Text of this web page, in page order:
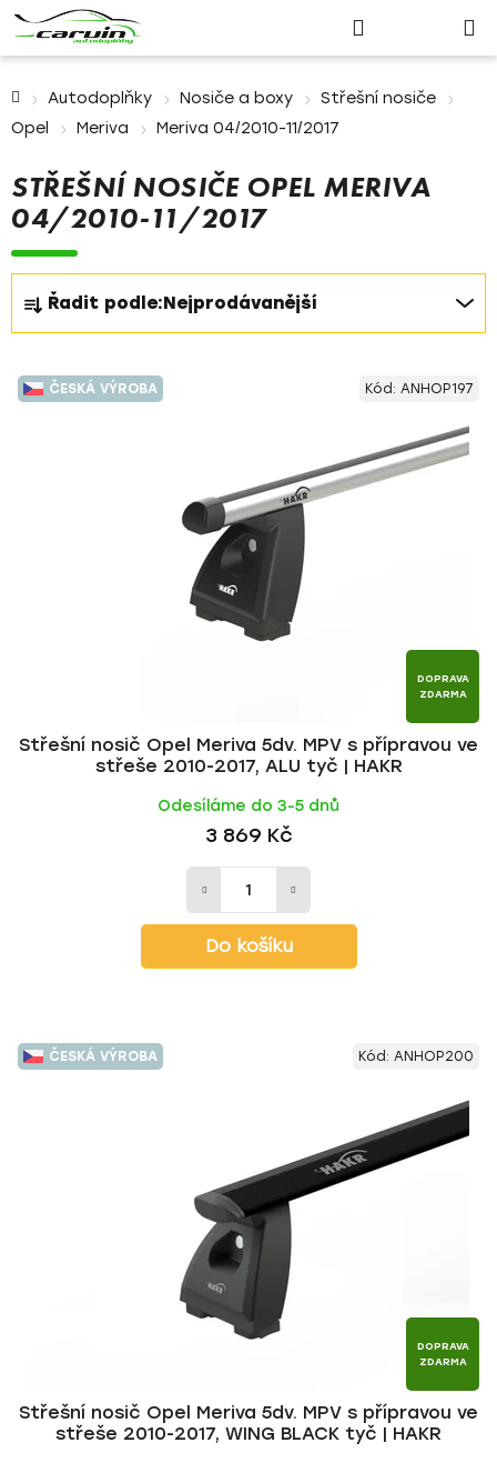
Přihlášení
košík
Autodoplňky Nosiče a boxy
Střešní nosiče
Opel
Meriva Meriva 04/2010-11/2017
STŘEŠNÍ NOSIČE OPEL MERIVA
04/2010-11/2017
Ř
a
z
e
n
Řadit podle:Nejprodávanější
V
ý
ČESKÁ VÝROBA
DOPRAVA
ZDARMA
Střešní nosič Opel Meriva 5dv. MPV s přípravou ve
střeše 2010-2017, ALU tyč | HAKR
Odesíláme do 3-5 dnů
3 869 Kč
Do košíku
Kód: ANHOP197
ČESKÁ VÝROBA
DOPRAVA
ZDARMA
Střešní nosič Opel Meriva 5dv. MPV s přípravou ve
střeše 2010-2017, WING BLACK tyč | HAKR
Kód: ANHOP200